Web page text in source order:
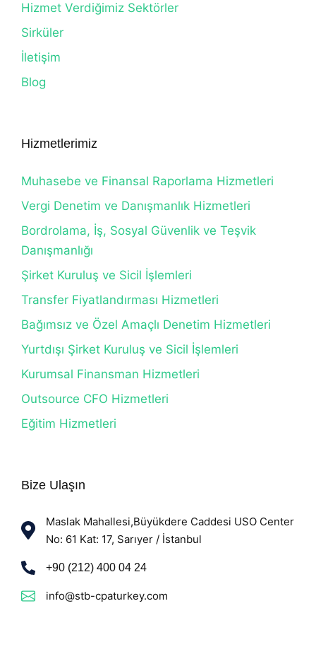
Hizmet Verdiğimiz Sektörler
Sirküler
İletişim
Blog
Hizmetlerimiz
Muhasebe ve Finansal Raporlama Hizmetleri
Vergi Denetim ve Danışmanlık Hizmetleri
Bordrolama, İş, Sosyal Güvenlik ve Teşvik
Danışmanlığı
Şirket Kuruluş ve Sicil İşlemleri
Transfer Fiyatlandırması Hizmetleri
Bağımsız ve Özel Amaçlı Denetim Hizmetleri
Yurtdışı Şirket Kuruluş ve Sicil İşlemleri
Kurumsal Finansman Hizmetleri
Outsource CFO Hizmetleri
Eğitim Hizmetleri
Bize Ulaşın
Maslak Mahallesi,Büyükdere Caddesi USO Center
No: 61 Kat: 17, Sarıyer / İstanbul
+90 (212) 400 04 24
info@stb-cpaturkey.com